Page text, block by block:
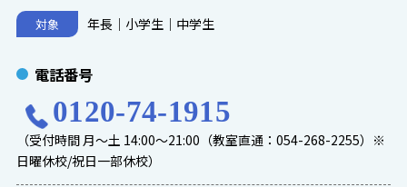
対象 年長｜小学生｜中学生
電話番号
0120-74-1915
（受付時間 月～土 14:00～21:00（教室直通：054-268-2255）※
日曜休校/祝日一部休校）